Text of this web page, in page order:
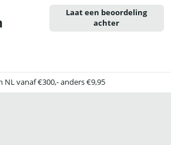
Laat een beoordeling
achter
NL vanaf €300,- anders €9,95